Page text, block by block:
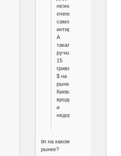
незнаю,
очень
самому
интиресно.
А
такая
ручка
15
гривен=1,8
$ на
рынке
Киева,
вроде
и
недорого...
tin на каком
рынке?